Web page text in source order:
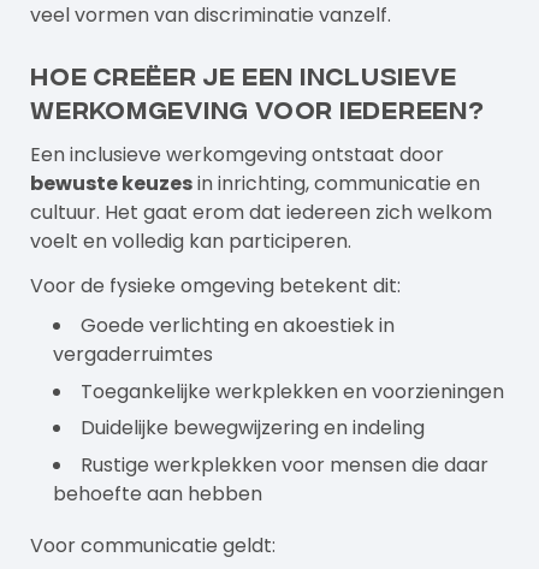
veel vormen van discriminatie vanzelf.
Hoe creëer je een inclusieve
werkomgeving voor iedereen?
Een inclusieve werkomgeving ontstaat door
bewuste keuzesin inrichting, communicatie en
cultuur. Het gaat erom dat iedereen zich welkom
voelt en volledig kan participeren.
Voor de fysieke omgeving betekent dit:
Goede verlichting en akoestiek in
vergaderruimtes
Toegankelijke werkplekken en voorzieningen
Duidelijke bewegwijzering en indeling
Rustige werkplekken voor mensen die daar
behoefte aan hebben
Voor communicatie geldt: